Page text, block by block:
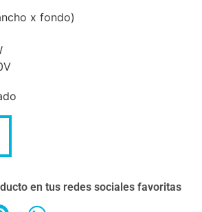
x fondo)
en tus redes sociales favoritas